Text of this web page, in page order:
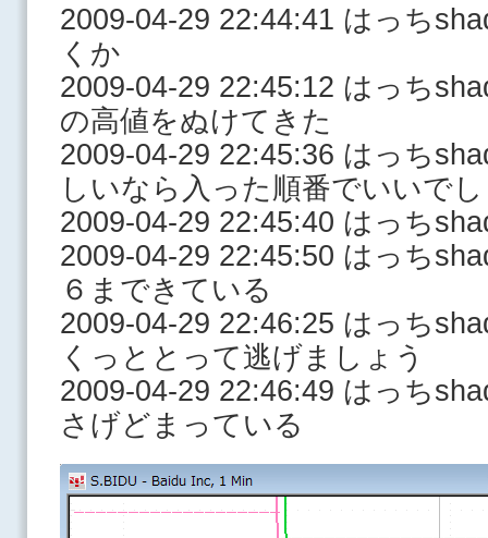
2009-04-29 22:44:41 はっち
くか
2009-04-29 22:45:12 はっち
の高値をぬけてきた
2009-04-29 22:45:36 はっち
しいなら入った順番でいいで
2009-04-29 22:45:40 はっち
2009-04-29 22:45:50 はっち
６まできている
2009-04-29 22:46:25 はっち
くっととって逃げましょう
2009-04-29 22:46:49 はっち
さげどまっている